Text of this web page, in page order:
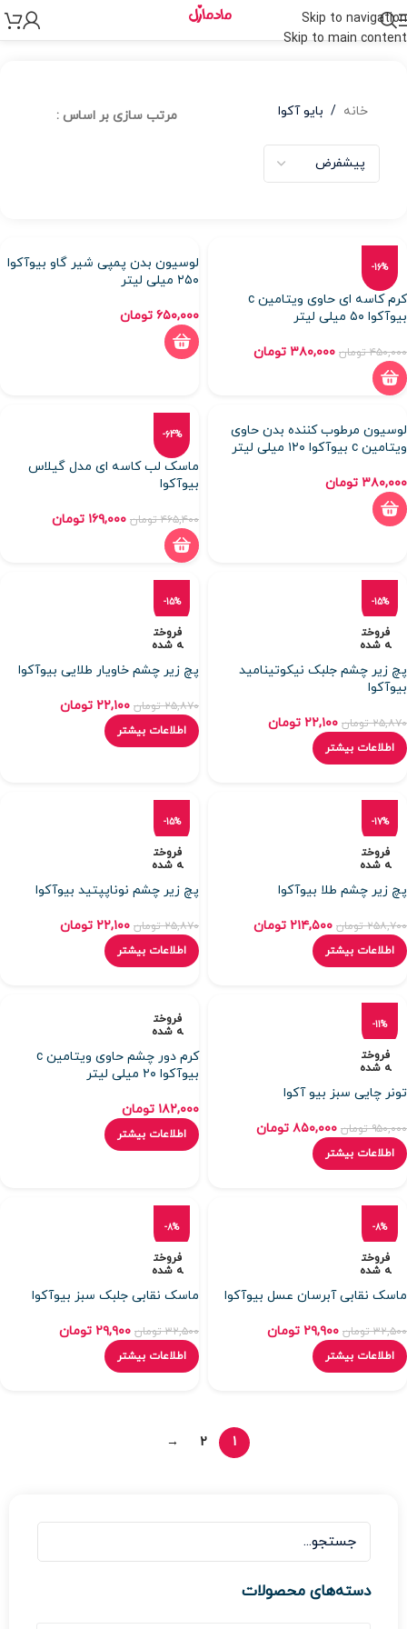
Skip to navigation
Skip to main content
دسته‌های محصولات
خانه / بایو آکوا مرتب سازی بر اساس :
-16%
کرم کاسه ای حاوی ویتامین c
بیوآکوا ۵۰ میلی لیتر
۴۵۰,۰۰۰ تومان ۳۸۰,۰۰۰ تومان
لوسیون بدن پمپی شیر گاو بیوآکوا
۲۵۰ میلی لیتر
۶۵۰,۰۰۰ تومان
لوسیون مرطوب کننده بدن حاوی
ویتامین c بیوآکوا ۱۲۰ میلی لیتر
۳۸۰,۰۰۰ تومان
-64%
ماسک لب کاسه ای مدل گیلاس
بیوآکوا
۴۶۵,۴۰۰ تومان ۱۶۹,۰۰۰ تومان
-15%
فروخت
ه شده
پچ زیر چشم جلبک نیکوتینامید
بیوآکوا
۲۵,۸۷۰ تومان ۲۲,۱۰۰ تومان
اطلاعات بیشتر
-15%
فروخت
ه شده
پچ زیر چشم خاویار طلایی بیوآکوا
۲۵,۸۷۰ تومان ۲۲,۱۰۰ تومان
اطلاعات بیشتر
-17%
فروخت
ه شده
پچ زیر چشم طلا بیوآکوا
۲۵۸,۷۰۰ تومان ۲۱۴,۵۰۰ تومان
اطلاعات بیشتر
-15%
فروخت
ه شده
پچ زیر چشم نوناپپتید بیوآکوا
۲۵,۸۷۰ تومان ۲۲,۱۰۰ تومان
اطلاعات بیشتر
-11%
فروخت
ه شده
تونر چایی سبز بیو آکوا
۹۵۰,۰۰۰ تومان ۸۵۰,۰۰۰ تومان
اطلاعات بیشتر
فروخت
ه شده
کرم دور چشم حاوی ویتامین c
بیوآکوا ۲۰ میلی لیتر
۱۸۲,۰۰۰ تومان
اطلاعات بیشتر
-8%
فروخت
ه شده
ماسک نقابی آبرسان عسل بیوآکوا
۳۲,۵۰۰ تومان ۲۹,۹۰۰ تومان
اطلاعات بیشتر
-8%
فروخت
ه شده
ماسک نقابی جلبک سبز بیوآکوا
۳۲,۵۰۰ تومان ۲۹,۹۰۰ تومان
اطلاعات بیشتر
1
2
→